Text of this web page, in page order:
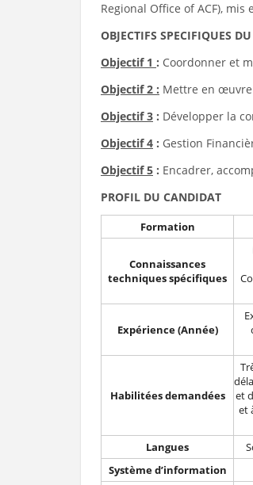
Regional Office of ACF),
OBJECTIFS SPECIFIQUES
Objectif 1 : Coordonner et
Objectif 2 : Mettre en
Objectif 3 : Développer la
Objectif 4 : Gestion
Objectif 5 : Encadrer,
PROFIL DU CANDIDAT
Formation
Connaissances
techniques spécifiques
Expérience (Année)
Habilitées demandées
et
et
Langues
Système d’information